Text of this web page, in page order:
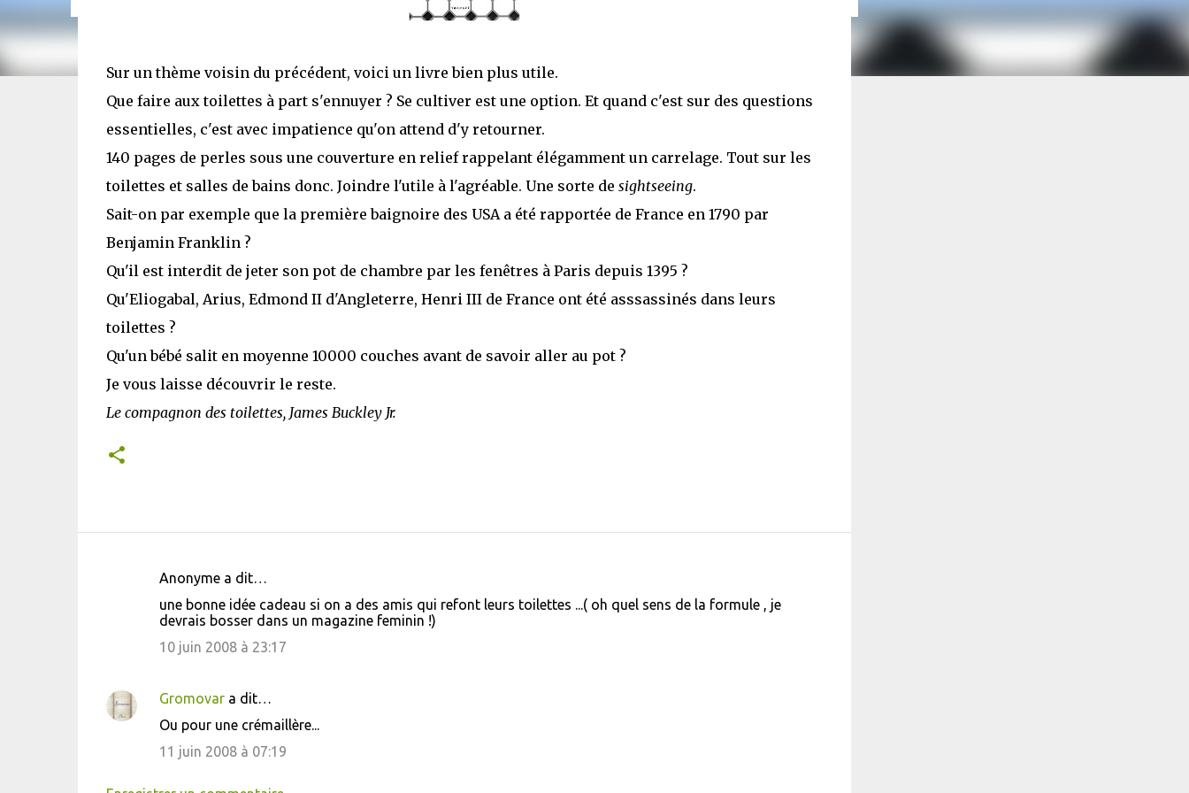
Sur un thème voisin du précédent, voici un livre bien plus utile.
Que faire aux toilettes à part s'ennuyer ? Se cultiver est une option. Et quand c'est sur des questions
essentielles, c'est avec impatience qu'on attend d'y retourner.
140 pages de perles sous une couverture en relief rappelant élégamment un carrelage. Tout sur les
toilettes et salles de bains donc. Joindre l'utile à l'agréable. Une sorte de sightseeing.
Sait-on par exemple que la première baignoire des USA a été rapportée de France en 1790 par
Benjamin Franklin ?
Qu'il est interdit de jeter son pot de chambre par les fenêtres à Paris depuis 1395 ?
Qu'Eliogabal, Arius, Edmond II d'Angleterre, Henri III de France ont été asssassinés dans leurs
toilettes ?
Qu'un bébé salit en moyenne 10000 couches avant de savoir aller au pot ?
Je vous laisse découvrir le reste.
Le compagnon des toilettes, James Buckley Jr.
e
n
i
Anonyme a dit…
une bonne idée cadeau si on a des amis qui refont leurs toilettes ...( oh quel sens de la formule , je
devrais bosser dans un magazine feminin !)
10 juin 2008 à 23:17
Gromovara dit…
Ou pour une crémaillère...
11 juin 2008 à 07:19